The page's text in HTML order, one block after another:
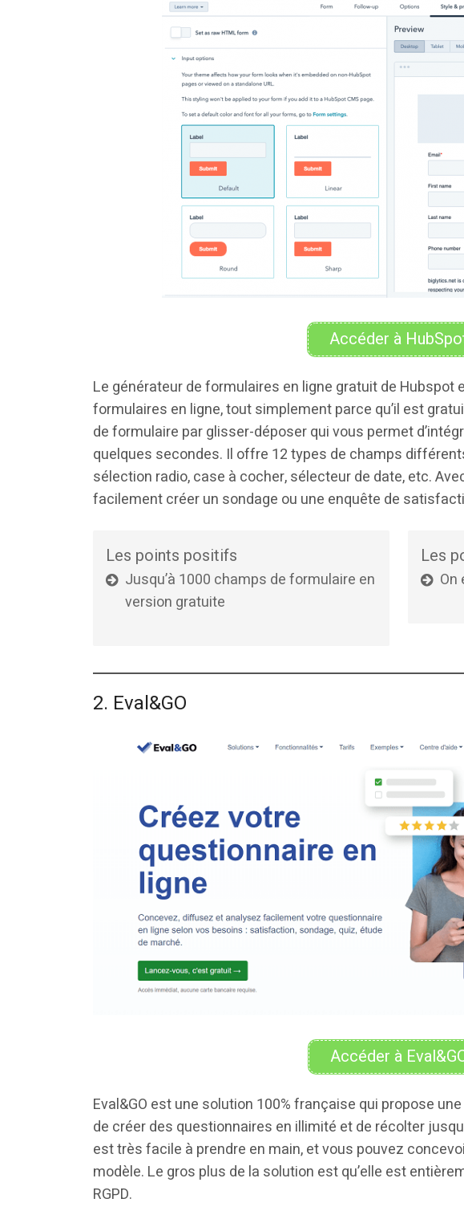
Accéder à
Le générateur de formulaires en ligne gratuit de Hubspot
formulaires en ligne, tout simplement parce qu’il est
de formulaire par glisser-déposer qui vous permet
quelques secondes. Il offre 12 types de champs
sélection radio, case à cocher, sélecteur de date, etc.
facilement créer un sondage ou une enquête de
Les points positifs
Jusqu’à 1000 champs de formulaire en
version gratuite
Les
On
2. Eval&GO
Accéder à
Eval&GO est une solution 100% française qui propose
de créer des questionnaires en illimité et de récolter
est très facile à prendre en main, et vous pouvez
modèle. Le gros plus de la solution est qu’elle est
RGPD.